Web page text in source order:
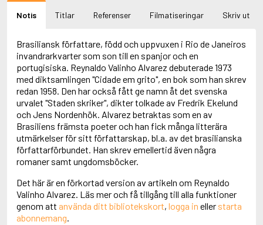
Aboulela, Leila
Abrahams, Peter (f. 1947)
Abrahamson, Emmy
Abse, Dannie
Abu-Jaber, Diana
Abulhawa, Susan
Aburas, Lone
Achebe, Chinua
Achmatova, Anna
Aciman, André
Ackebo, Lena
Acker, Kathy
Adam de la Halle
Adamov, Arthur
Adams, Douglas
Adams, Herbert
Notis Titlar Referenser Filmatiseringar Skriv ut
Brasiliansk författare, född och uppvuxen i Rio de Janeiros
invandrarkvarter som son till en spanjor och en
portugisiska. Reynaldo Valinho Alvarez debuterade 1973
med diktsamlingen "Cidade em grito", en bok som han skrev
redan 1958. Den har också fått ge namn åt det svenska
urvalet "Staden skriker", dikter tolkade av Fredrik Ekelund
och Jens Nordenhök. Alvarez betraktas som en av
Brasiliens främsta poeter och han fick många litterära
utmärkelser för sitt författarskap, bl.a. av det brasilianska
författarförbundet. Han skrev emellertid även några
romaner samt ungdomsböcker.
Det här är en förkortad version av artikeln om Reynaldo
Valinho Alvarez. Läs mer och få tillgång till alla funktioner
genom att använda ditt bibliotekskort, logga in eller starta
abonnemang.